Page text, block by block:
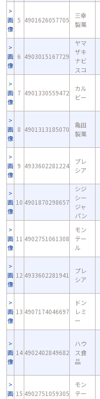
画
像
5 4901626057705
三幸
製菓
画
像
6 4903015167729
ヤマ
ザキ
ナビ
スコ
画
像
7 4901330559472
カル
ビー
画
像
8 4901313185070
亀田
製菓
画
像
9 4933602281224
プレ
シア
画
像
10 4901870298657
シジ
シー
ジャ
パン
画
像
11 4902751061308
モン
テー
ル
画
像
12 4933602281941
プレ
シア
画
像
13 4907174046697
ドン
レミ
ー
画
像
14 4902402849682
ハウ
ス食
品
画 15 4902751059305
モン
テー